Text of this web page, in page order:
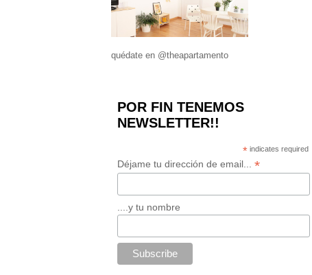
quédate en @theapartamento
POR FIN TENEMOS
NEWSLETTER!!
* indicates required
Déjame tu dirección de email... *
....y tu nombre